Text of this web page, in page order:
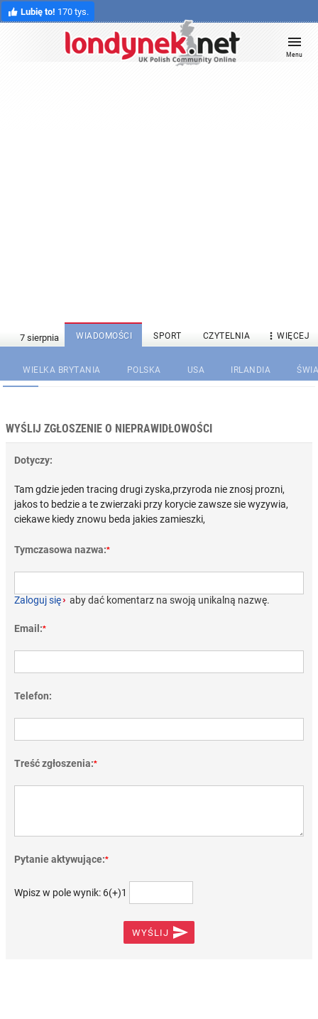
Lubię to! 170 tys.
Menu
WIADOMOŚCI SPORT CZYTELNIA  WIĘCEJ
WIELKA BRYTANIA POLSKA USA IRLANDIA
WYŚLIJ ZGŁOSZENIE O NIEPRAWIDŁOWOŚCI
Dotyczy:
Tam gdzie jeden tracing drugi zyska,przyroda nie znosj prozni,
jakos to bedzie a te zwierzaki przy korycie zawsze sie wyzywia,
ciekawe kiedy znowu beda jakies zamieszki,
Tymczasowa nazwa:*
Zaloguj się› aby dać komentarz na swoją unikalną nazwę.
Email:*
Telefon:
Treść zgłoszenia:*
Pytanie aktywujące:*
Wpisz w pole wynik: 6(+)1
WYŚLIJ 